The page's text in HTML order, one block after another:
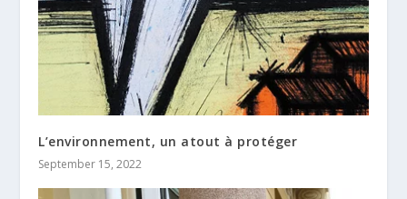
L’environnement, un atout à protéger
September 15, 2022